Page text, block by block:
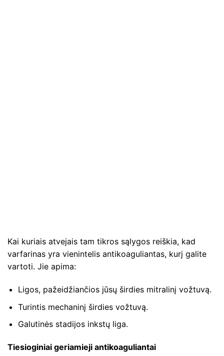
Kai kuriais atvejais tam tikros sąlygos reiškia, kad
varfarinas yra vienintelis antikoaguliantas, kurį galite
vartoti. Jie apima:
Ligos, pažeidžiančios jūsų širdies mitralinį vožtuvą.
Turintis mechaninį širdies vožtuvą.
Galutinės stadijos inkstų liga.
Tiesioginiai geriamieji antikoaguliantai